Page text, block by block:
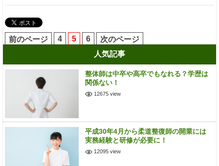
前のページ 4 5 6
次のページ
人気記事
整体師は中卒や高卒でもなれる？学歴は
関係ない！
12675 view
平成30年4月から柔道整復師の開業には
実務経験と研修が必要に！
12095 view